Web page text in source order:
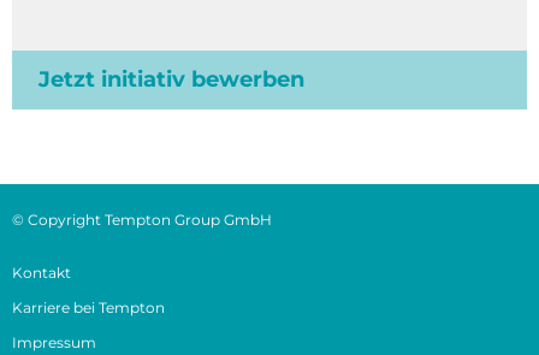
Jetzt initiativ bewerben
© Copyright Tempton Group GmbH
Kontakt
Karriere bei Tempton
Impressum